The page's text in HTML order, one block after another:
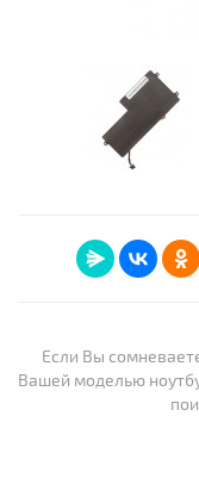
Если Вы
Вашей моделью